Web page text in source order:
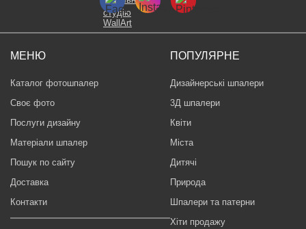
МЕНЮ
Каталог фотошпалер
Своє фото
Послуги дизайну
Матеріали шпалер
Пошук по сайту
Доставка
Контакти
ПОПУЛЯРНЕ
Дизайнерські шпалери
3Д шпалери
Квіти
Міста
Дитячі
Природа
Шпалери та патерни
Хіти продажу